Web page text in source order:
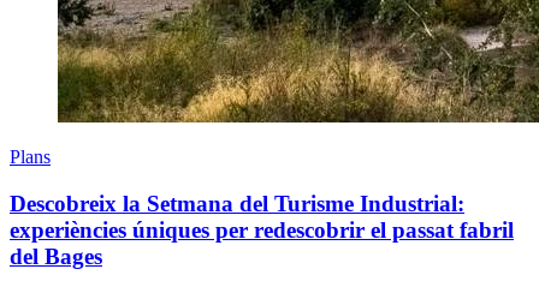
Plans
Descobreix la Setmana del Turisme Industrial:
experiències úniques per redescobrir el passat fabril
del Bages